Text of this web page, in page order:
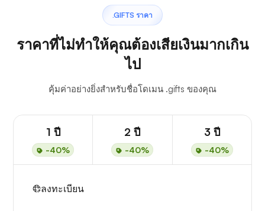
.GIFTS ราคา
ราคาที่ไม่ทำให้คุณต้องเสียเงินมากเกิน
ไป
คุ้มค่าอย่างยิ่งสำหรับชื่อโดเมน .gifts ของคุณ
1 ปี
-40%
2 ปี
-40%
3 ปี
-40%
ลงทะเบียน